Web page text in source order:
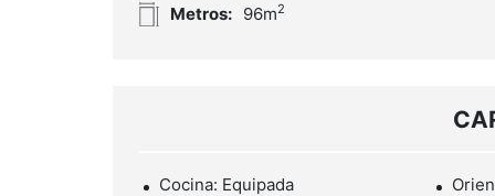
Metros: 96m2
Cocina: Equipada